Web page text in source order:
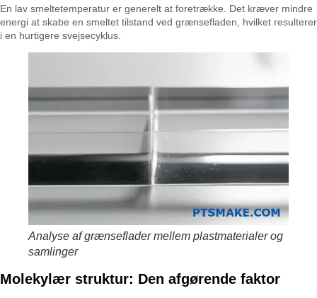
En lav smeltetemperatur er generelt at foretrække. Det kræver mindre
energi at skabe en smeltet tilstand ved grænsefladen, hvilket resulterer
i en hurtigere svejsecyklus.
Analyse af grænseflader mellem plastmaterialer og
samlinger
Molekylær struktur: Den afgørende faktor